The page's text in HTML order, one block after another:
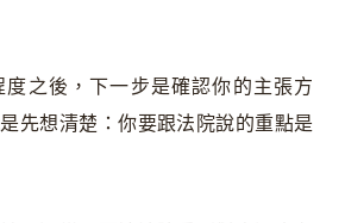
之後，下一步是確認你的主張方
先想清楚：你要跟法院說的重點是